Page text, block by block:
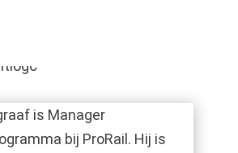
is Manager
bij ProRail. Hij is